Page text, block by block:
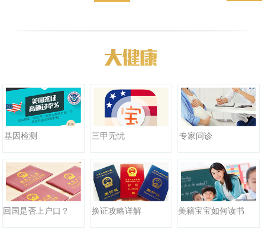
基因检测 三甲无忧 专家问诊
回国是否上户口？ 换证攻略详解 美籍宝宝如何读书